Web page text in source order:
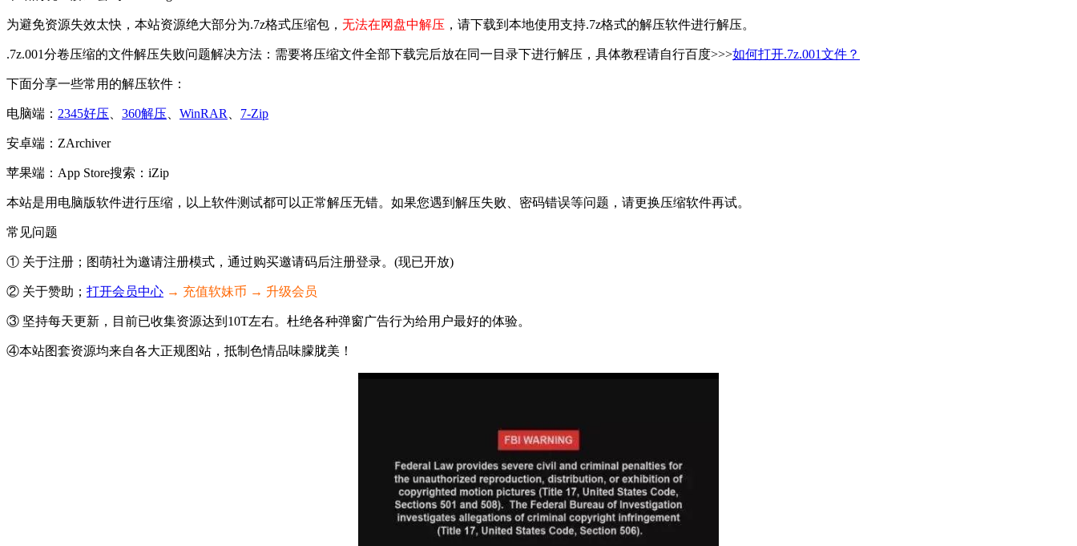
为避免资源失效太快，本站资源绝大部分为.7z格式压缩包， 无法在网盘中解压 ，请下载到本地使用支持.7z格式的解压软件进行解压。
.7z.001分卷压缩的文件解压失败问题解决方法：需要将压缩文件全部下载完后放在同一目录下进行解压，具体教程请自行百度>>>如何打开.7z.001文件？
下面分享一些常用的解压软件：
电脑端： 2345好压 360解压 WinRAR 7-Zip
安卓端：ZArchiver
苹果端：App Store搜索：iZip
本站是用电脑版软件进行压缩，以上软件测试都可以正常解压无错。如果您遇到解压失败、密码错误等问题，请更换压缩软件再试。
常见问题
① 关于注册；图萌社为邀请注册模式，通过购买邀请码后注册登录。(现已开放)
② 关于赞助； 打开会员中心 → 充值软妹币 → 升级会员
③ 坚持每天更新，目前已收集资源达到10T左右。杜绝各种弹窗广告行为给用户最好的体验。
④本站图套资源均来自各大正规图站，抵制色情品味朦胧美！